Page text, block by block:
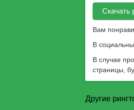
Скачать
Вам
В
В случае
страницы,
Другие